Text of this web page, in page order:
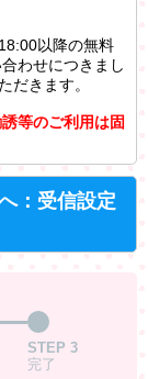
以降の無料
わせにつきまし
だきます。
等のご利用は固
：受信設定
STEP 3
完了